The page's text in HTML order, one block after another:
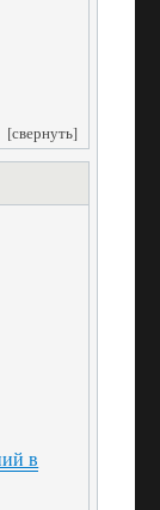
[свернуть]
в